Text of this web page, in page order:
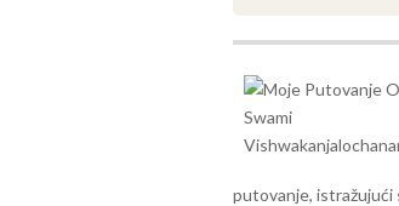
putovanje, istražujući